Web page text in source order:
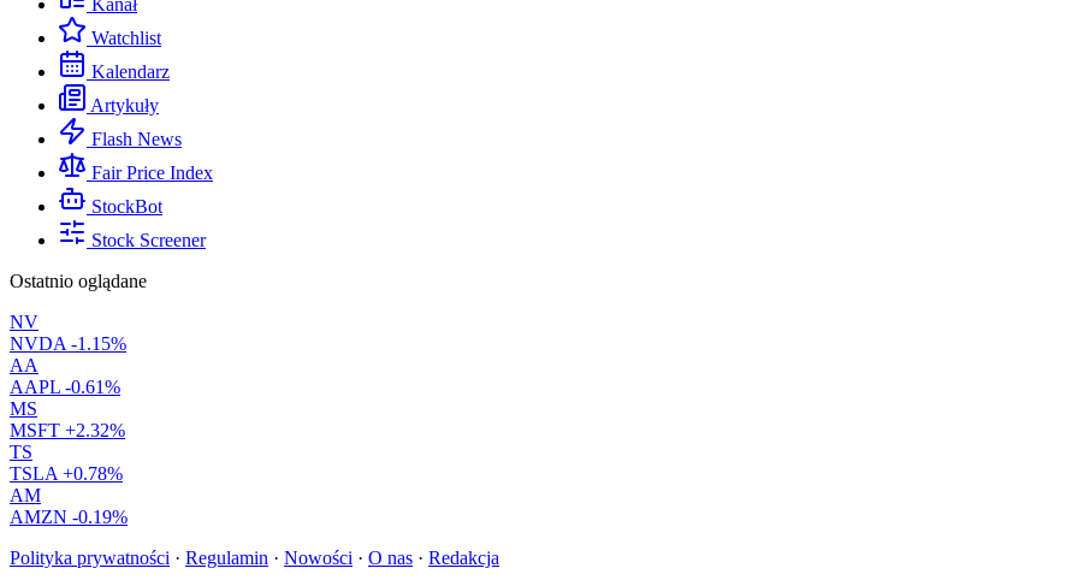
Kanał
Watchlist
Kalendarz
Artykuły
Flash News
Fair Price Index
StockBot
Stock Screener
Ostatnio oglądane
NV
NVDA -1.15%
AA
AAPL -0.61%
MS
MSFT +2.32%
TS
TSLA +0.78%
AM
AMZN -0.19%
Polityka prywatności · Regulamin · Nowości · O nas · Redakcja